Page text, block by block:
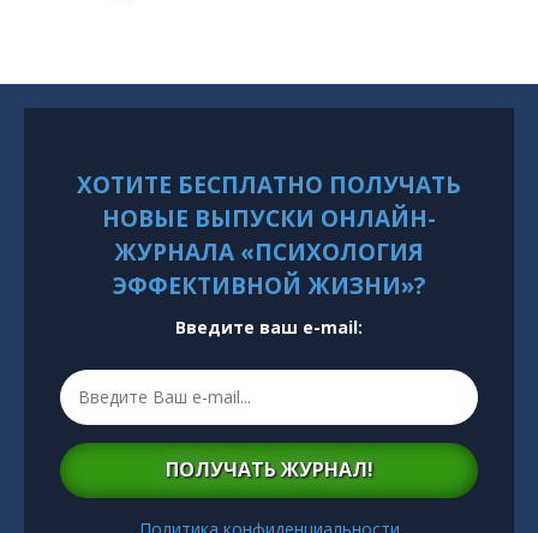
ХОТИТЕ БЕСПЛАТНО ПОЛУЧАТЬ
НОВЫЕ ВЫПУСКИ ОНЛАЙН-
ЖУРНАЛА «ПСИХОЛОГИЯ
ЭФФЕКТИВНОЙ ЖИЗНИ»?
Введите ваш e-mail:
ПОЛУЧАТЬ ЖУРНАЛ!